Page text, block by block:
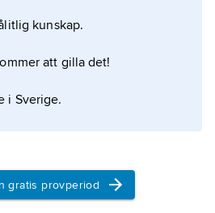
kunskap.
att gilla det!
i Sverige.
gratis provperiod